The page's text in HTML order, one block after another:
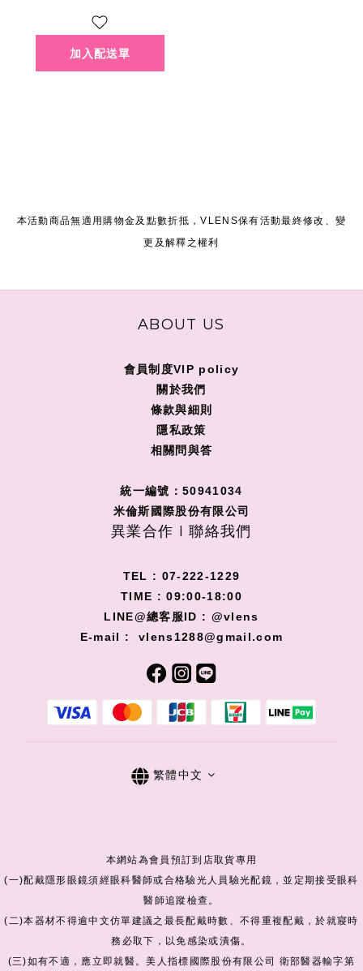
本活動商品無適用購物金及點數折抵，VLENS保有活動最終修改、變
更及解釋之權利
ABOUT US
會員制度VIP policy
關於我們
條款與細則
隱私政策
相關問與答
統一編號：50941034
米倫斯國際股份有限公司
異業合作 I 聯絡我們
TEL : 07-222-1229
TIME : 09:00-18:00
LINE@總客服ID : @vlens
E-mail : vlens1288@gmail.com
繁體中文
本網站為會員預訂到店取貨專用
(一)配戴隱形眼鏡須經眼科醫師或合格驗光人員驗光配鏡，並定期接受眼科
醫師追蹤檢查。
(二)本器材不得逾中文仿單建議之最長配戴時數、不得重複配戴，於就寢時
務必取下，以免感染或潰傷。
(三)如有不適，應立即就醫。美人指標國際股份有限公司 衛部醫器輸字第